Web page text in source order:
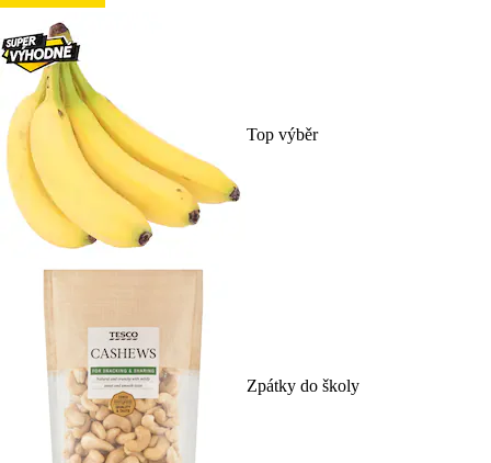
Top výběr
Zpátky do školy